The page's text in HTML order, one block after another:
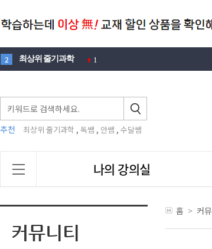
2 최상위 줄기과학 1
4 1
5 뉴턴
6 노벨 1
맛있는
추천 최상위 줄기과학 , 독쌤 , 안쌤 , 수달쌤
나의 강의실
홈 > 커